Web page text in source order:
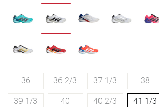
36 36 2/3 37 1/3 38
39 1/3 40 40 2/3 41 1/3